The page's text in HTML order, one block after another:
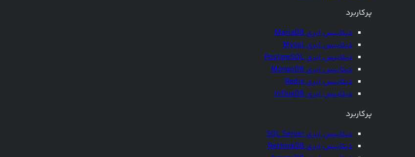
پرکاربرد
دیتابیس ابری MariaDB
دیتابیس ابری Mysql
دیتابیس ابری PostgreSQL
دیتابیس ابری MongoDB
دیتابیس ابری Redis
دیتابیس ابری InfluxDB
پرکاربرد
دیتابیس ابری SQL Server
دیتابیس ابری RethinkDB